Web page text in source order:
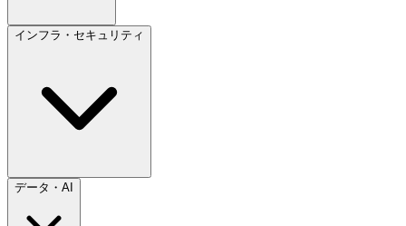
インフラ・セキュリティ
データ・AI